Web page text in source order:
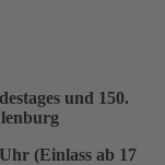
und 150.
(Einlass ab 17